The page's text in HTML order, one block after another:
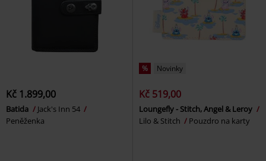
Kč 1.899,00
Batida
Jack's Inn 54
Peněženka
% Novinky
Kč 519,00
Loungefly - Stitch, Angel & Leroy
Lilo & Stitch
Pouzdro na karty